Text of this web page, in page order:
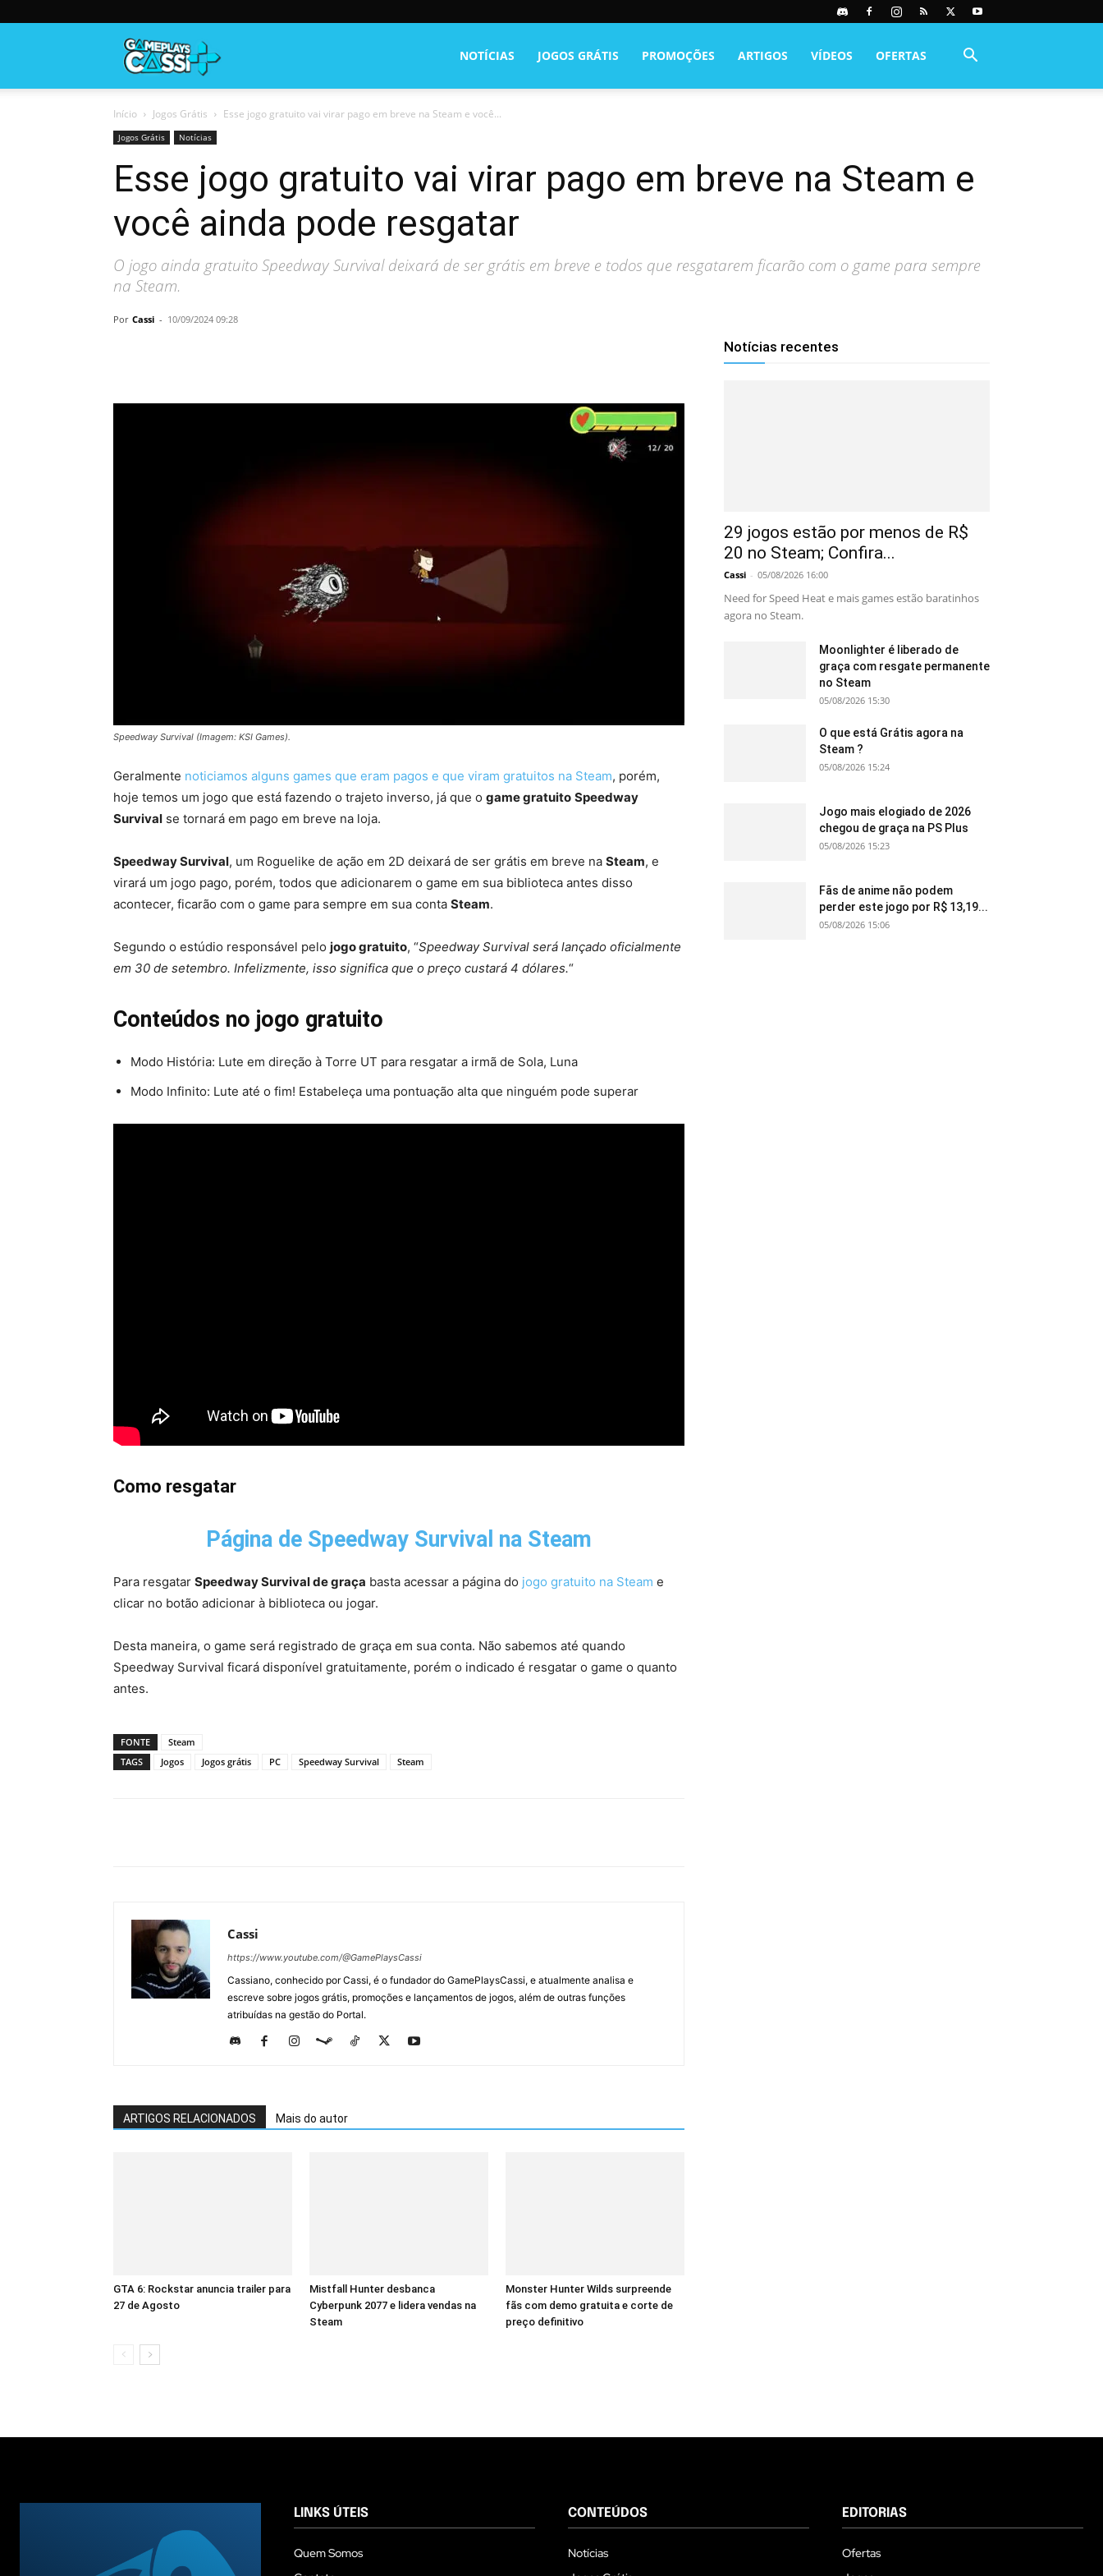
NOTÍCIAS JOGOS GRÁTIS PROMOÇÕES ARTIGOS VÍDEOS OFERTAS
Início Jogos Grátis Esse jogo gratuito vai virar pago em breve na Steam e você...
Jogos Grátis Notícias
Esse jogo gratuito vai virar pago em breve na Steam e
você ainda pode resgatar
O jogo ainda gratuito Speedway Survival deixará de ser grátis em breve e todos que resgatarem ficarão com o game para sempre
na Steam.
Por Cassi - 10/09/2024 09:28
Speedway Survival (Imagem: KSI Games).
Geralmente noticiamos alguns games que eram pagos e que viram gratuitos na Steam, porém,
hoje temos um jogo que está fazendo o trajeto inverso, já que o game gratuito Speedway
Survival se tornará em pago em breve na loja.
Speedway Survival, um Roguelike de ação em 2D deixará de ser grátis em breve na Steam, e
virará um jogo pago, porém, todos que adicionarem o game em sua biblioteca antes disso
acontecer, ficarão com o game para sempre em sua conta Steam.
Segundo o estúdio responsável pelo jogo gratuito, “Speedway Survival será lançado oficialmente
em 30 de setembro. Infelizmente, isso significa que o preço custará 4 dólares.“
Conteúdos no jogo gratuito
Modo História: Lute em direção à Torre UT para resgatar a irmã de Sola, Luna
Modo Infinito: Lute até o fim! Estabeleça uma pontuação alta que ninguém pode superar
Como resgatar
Página de Speedway Survival na Steam
Para resgatar Speedway Survival de graça basta acessar a página do jogo gratuito na Steam e
clicar no botão adicionar à biblioteca ou jogar.
Desta maneira, o game será registrado de graça em sua conta. Não sabemos até quando
Speedway Survival ficará disponível gratuitamente, porém o indicado é resgatar o game o quanto
antes.
FONTE
Steam
TAGS
Jogos Jogos grátis PC Speedway Survival Steam
Cassi
https://www.youtube.com/@GamePlaysCassi
Cassiano, conhecido por Cassi, é o fundador do GamePlaysCassi, e atualmente analisa e
escreve sobre jogos grátis, promoções e lançamentos de jogos, além de outras funções
atribuídas na gestão do Portal.
ARTIGOS RELACIONADOS Mais do autor
GTA 6: Rockstar anuncia trailer para
27 de Agosto
Mistfall Hunter desbanca
Cyberpunk 2077 e lidera vendas na
Steam
Monster Hunter Wilds surpreende
fãs com demo gratuita e corte de
preço definitivo
Notícias recentes
29 jogos estão por menos de R$
20 no Steam; Confira...
Cassi - 05/08/2026 16:00
Need for Speed Heat e mais games estão baratinhos
agora no Steam.
Moonlighter é liberado de
graça com resgate permanente
no Steam
05/08/2026 15:30
O que está Grátis agora na
Steam ?
05/08/2026 15:24
Jogo mais elogiado de 2026
chegou de graça na PS Plus
05/08/2026 15:23
Fãs de anime não podem
perder este jogo por R$ 13,19...
05/08/2026 15:06
LINKS ÚTEIS
Quem Somos
CONTEÚDOS
Notícias
EDITORIAS
Ofertas